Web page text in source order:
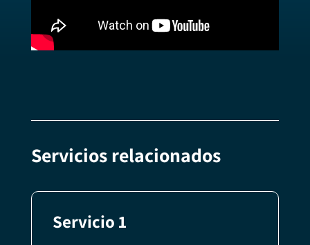
Servicios relacionados
Servicio 1